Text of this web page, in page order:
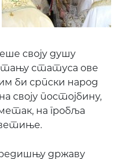
своју душу
статуса ове
би српски народ
своју постојбину,
на гробља
државу